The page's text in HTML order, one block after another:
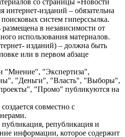
изданий – обязательна
систем гиперссылка.
в независимости от
использования материалов.
изданий) – должна быть
или в первом абзаце
"Мнение", "Экспертиза",
"Деньги", "Власть", "Выборы",
"Промо" публикуются на
совместно с
републикация и
информации, которое содержит